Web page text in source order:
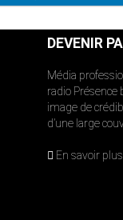
DEVENIR
Média
radio Présence
image de
d’une large
En savoir plus